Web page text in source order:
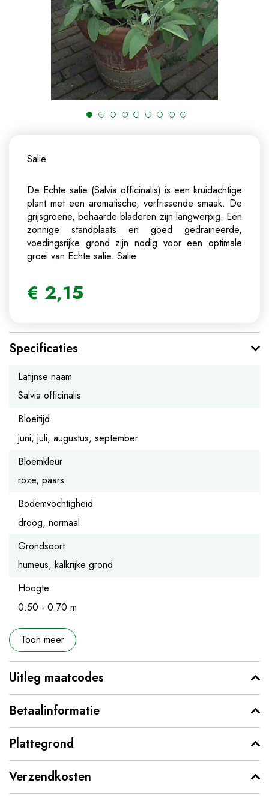
Salie
De Echte salie (Salvia officinalis) is een kruidachtige
plant met een aromatische, verfrissende smaak. De
grijsgroene, behaarde bladeren zijn langwerpig. Een
zonnige standplaats en goed gedraineerde,
voedingsrijke grond zijn nodig voor een optimale
groei van Echte salie. Salie
€ 2,15
Specificaties
Latijnse naam
Salvia officinalis
Bloeitijd
juni, juli, augustus, september
Bloemkleur
roze, paars
Bodemvochtigheid
droog, normaal
Grondsoort
humeus, kalkrijke grond
Hoogte
0.50 - 0.70 m
Toon meer
Uitleg maatcodes
Betaalinformatie
Plattegrond
Verzendkosten